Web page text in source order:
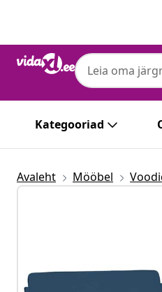
Kategooriad
Avaleht Mööbel